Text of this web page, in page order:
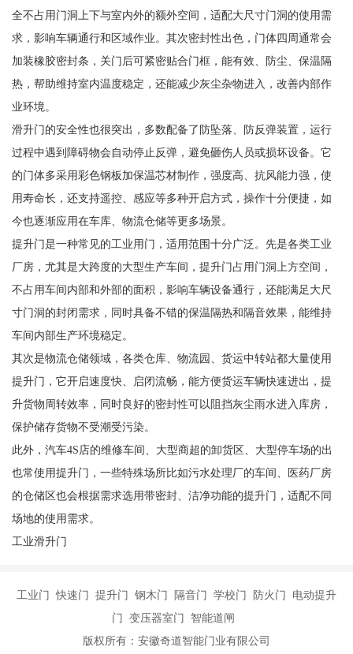
全不占用门洞上下与室内外的额外空间，适配大尺寸门洞的使用需
求，影响车辆通行和区域作业。其次密封性出色，门体四周通常会
加装橡胶密封条，关门后可紧密贴合门框，能有效、防尘、保温隔
热，帮助维持室内温度稳定，还能减少灰尘杂物进入，改善内部作
业环境。
滑升门的安全性也很突出，多数配备了防坠落、防反弹装置，运行
过程中遇到障碍物会自动停止反弹，避免砸伤人员或损坏设备。它
的门体多采用彩色钢板加保温芯材制作，强度高、抗风能力强，使
用寿命长，还支持遥控、感应等多种开启方式，操作十分便捷，如
今也逐渐应用在车库、物流仓储等更多场景。
提升门是一种常见的工业用门，适用范围十分广泛。先是各类工业
厂房，尤其是大跨度的大型生产车间，提升门占用门洞上方空间，
不占用车间内部和外部的面积，影响车辆设备通行，还能满足大尺
寸门洞的封闭需求，同时具备不错的保温隔热和隔音效果，能维持
车间内部生产环境稳定。
其次是物流仓储领域，各类仓库、物流园、货运中转站都大量使用
提升门，它开启速度快、启闭流畅，能方便货运车辆快速进出，提
升货物周转效率，同时良好的密封性可以阻挡灰尘雨水进入库房，
保护储存货物不受潮受污染。
此外，汽车4S店的维修车间、大型商超的卸货区、大型停车场的出
也常使用提升门，一些特殊场所比如污水处理厂的车间、医药厂房
的仓储区也会根据需求选用带密封、洁净功能的提升门，适配不同
场地的使用需求。
工业滑升门
工业门 快速门 提升门 钢木门 隔音门 学校门 防火门 电动提升
门 变压器室门 智能道闸
版权所有：安徽奇道智能门业有限公司